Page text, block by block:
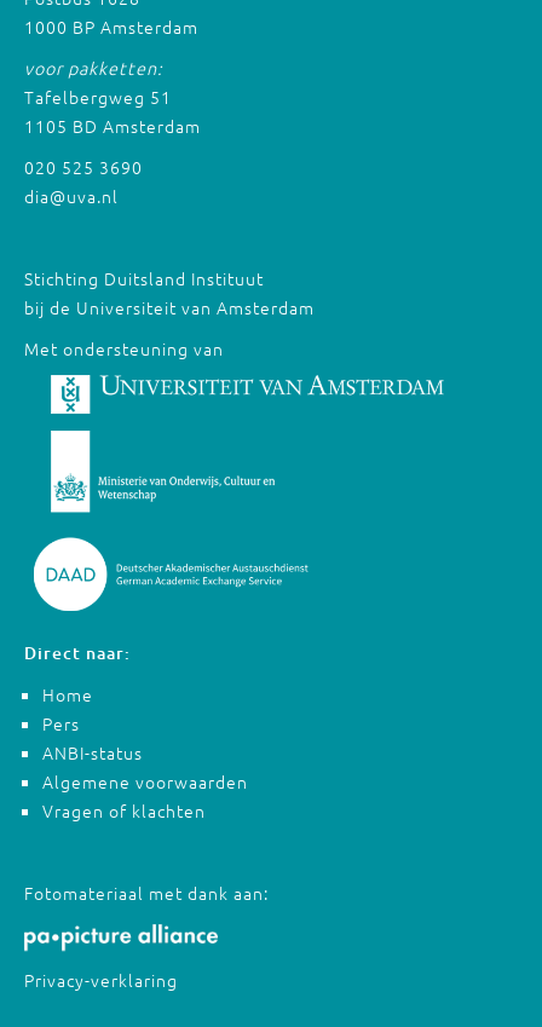
1000 BP Amsterdam
voor pakketten:
Tafelbergweg 51
1105 BD Amsterdam
020 525 3690
dia@uva.nl
Stichting Duitsland Instituut
bij de Universiteit van Amsterdam
Met ondersteuning van
Direct naar:
Home
Pers
ANBI-status
Algemene voorwaarden
Vragen of klachten
Fotomateriaal met dank aan:
Privacy-verklaring